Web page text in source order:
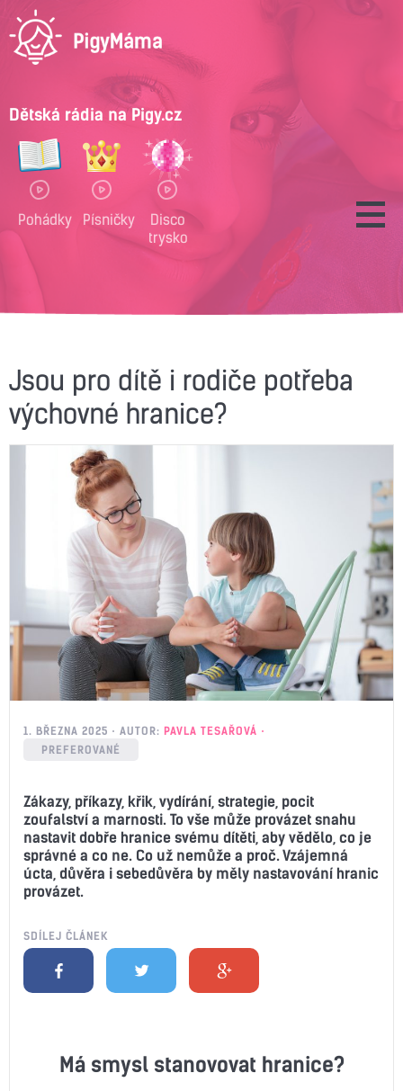
Dětská rádia na Pigy.cz
Pohádky Písničky
Disco
trysko
Jsou pro dítě i rodiče potřeba
výchovné hranice?
1. BŘEZNA 2025 AUTOR: PAVLA TESAŘOVÁ
PREFEROVANÉ
Zákazy, příkazy, křik, vydírání, strategie, pocit
zoufalství a marnosti. To vše může provázet snahu
nastavit dobře hranice svému dítěti, aby vědělo, co je
správné a co ne. Co už nemůže a proč. Vzájemná
úcta, důvěra i sebedůvěra by měly nastavování hranic
provázet.
SDÍLEJ ČLÁNEK
Má smysl stanovovat hranice?